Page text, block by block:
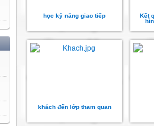
học kỹ năng giao tiếp
Kết
khách đến lớp tham quan